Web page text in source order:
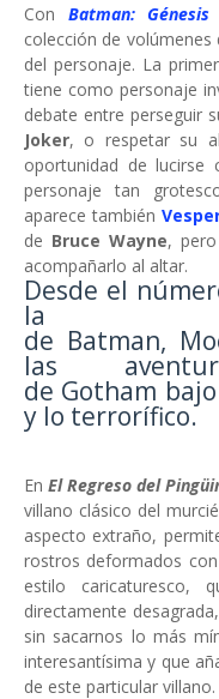
Con Batman: Génesis
colección de
del personaje. La
tiene como personaje
debate entre perseguir
Joker, o respetar su
oportunidad de
personaje tan
aparece también
de Bruce Wayne,
acompañarlo al altar.
Desde el
la
de Batman,
las
de Gotham
y lo terrorífico.
EnEl Regreso del
villano clásico del
aspecto extraño,
rostros deformados
estilo caricaturesco,
directamente
sin sacarnos lo más
interesantísima y que
de este particular villano.